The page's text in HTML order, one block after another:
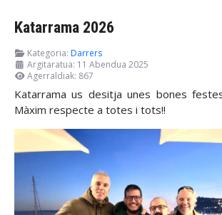
Katarrama 2026
Kategoria: Darrers
Argitaratua: 11 Abendua 2025
Agerraldiak: 867
Katarrama us desitja unes bones
Màxim respecte a totes i tots!!